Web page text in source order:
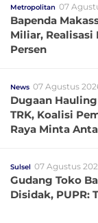
Metropolitan 07
Bapenda
Miliar, Realisasi
Persen
News 07 Agustus
Dugaan
TRK, Koalisi
Raya Minta
Sulsel 07 Agustus
Gudang Toko
Disidak, PUPR: